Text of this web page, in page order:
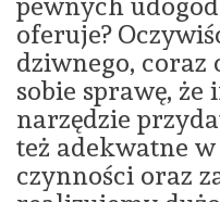
oferuje?
dziwnego, coraz
sobie sprawę,
narzędzie
też adekwatne
czynności oraz